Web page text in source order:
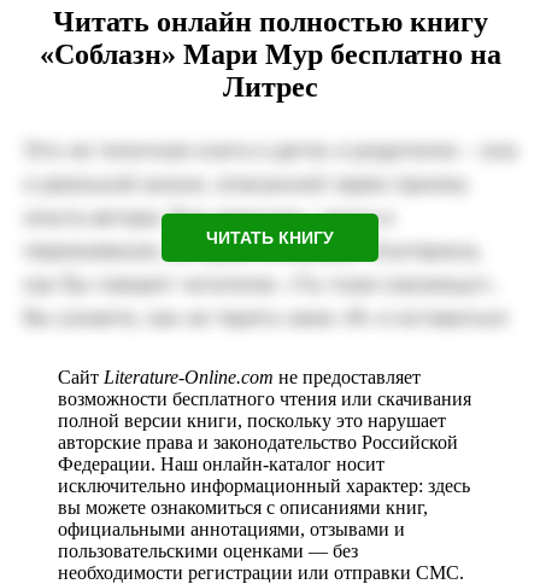
Читать онлайн полностью книгу
«Соблазн» Мари Мур бесплатно на
Литрес
ЧИТАТЬ КНИГУ
Сайт Literature-Online.com не предоставляет
возможности бесплатного чтения или скачивания
полной версии книги, поскольку это нарушает
авторские права и законодательство Российской
Федерации. Наш онлайн-каталог носит
исключительно информационный характер: здесь
вы можете ознакомиться с описаниями книг,
официальными аннотациями, отзывами и
пользовательскими оценками — без
необходимости регистрации или отправки СМС.